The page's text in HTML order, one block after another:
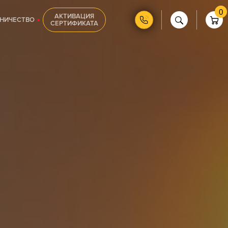
АКТИВАЦИЯ
СЕРТИФИКАТА
0